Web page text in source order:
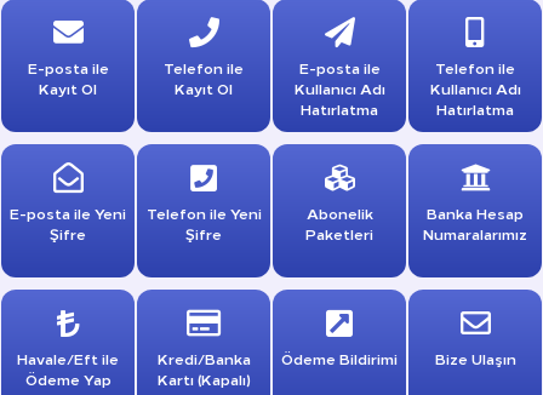
E-posta ile
Kayıt Ol
Telefon ile
Kayıt Ol
E-posta ile
Kullanıcı Adı
Hatırlatma
Telefon ile
Kullanıcı Adı
Hatırlatma
E-posta ile Yeni
Şifre
Telefon ile Yeni
Şifre
Abonelik
Paketleri
Banka Hesap
Numaralarımız
Havale/Eft ile
Ödeme Yap
Kredi/Banka
Kartı (Kapalı)
Ödeme Bildirimi Bize Ulaşın